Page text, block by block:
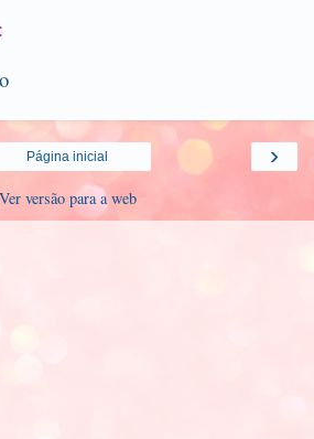
›
Página inicial
Ver versão para a web